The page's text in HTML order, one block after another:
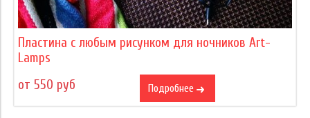
Пластина с любым рисунком для ночников Art-
Lamps
от 550 руб
Подробнее